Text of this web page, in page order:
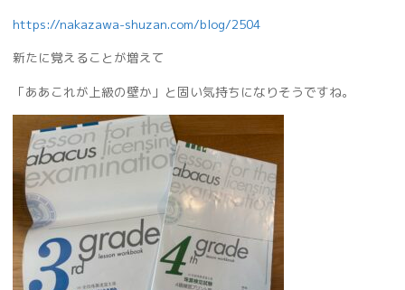
https://nakazawa-shuzan.com/blog/2504
新たに覚えることが増えて
「ああこれが上級の壁か」と固い気持ちになりそうですね。